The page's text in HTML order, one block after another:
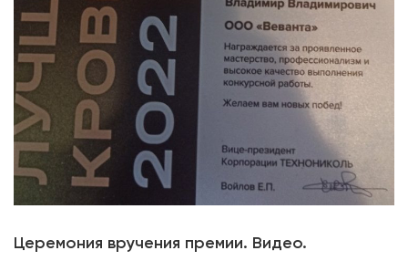
Церемония вручения премии. Видео.